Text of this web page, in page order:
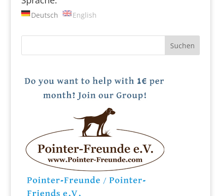
Deutsch English